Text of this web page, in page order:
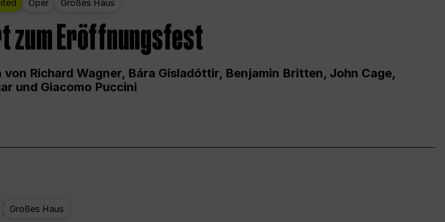
Oper Großes Haus
zum Eröffnungsfest
von Richard Wagner, Bára Gísladóttir, Benjamin Britten, John Cage,
und Giacomo Puccini
Großes Haus